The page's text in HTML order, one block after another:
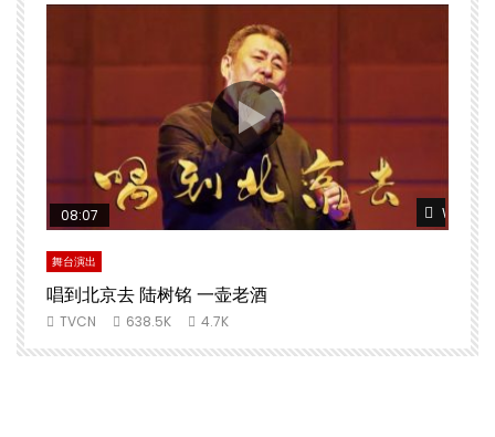
Watch Later Watch
08:07
舞台演出
唱到北京去 陆树铭 一壶老酒
TVCN 638.5K 4.7K